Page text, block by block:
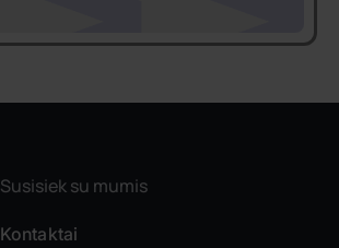
Susisiek su mumis
Kontaktai